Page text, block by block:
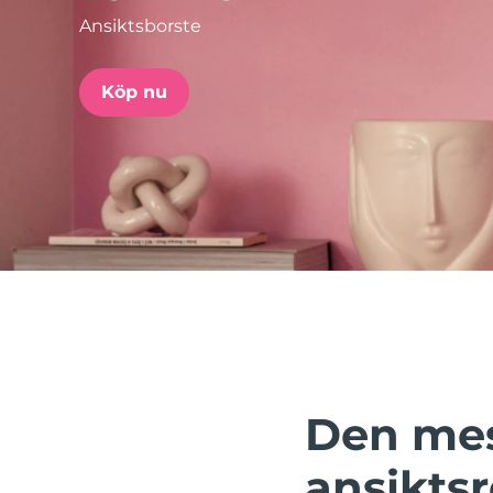
Ansiktsborste
Köp nu
Den
issa™ Teeth Whitening Set
FAQ™ Dual LED Panel
POPULÄR